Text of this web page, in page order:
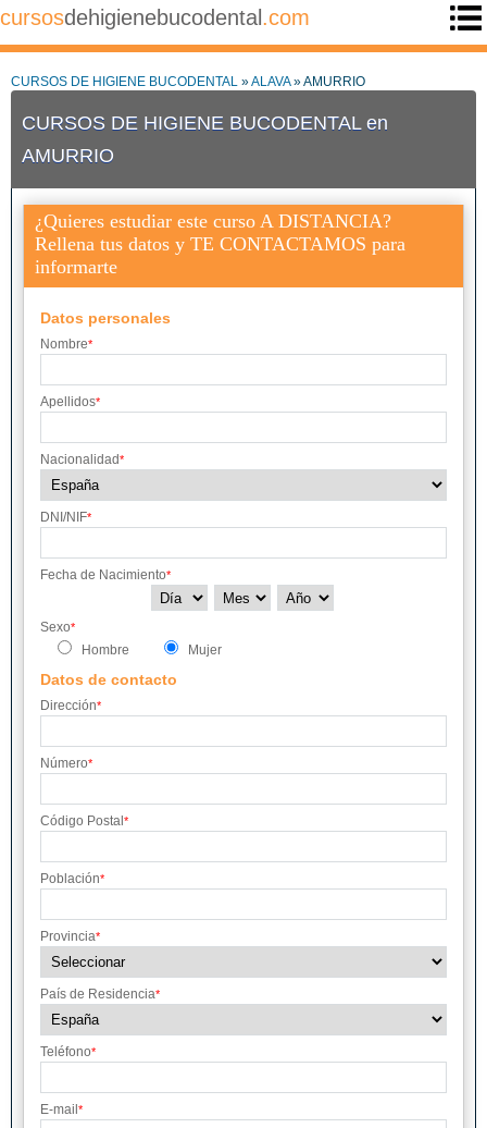
cursosdehigienebucodental .com
CURSOS DE HIGIENE BUCODENTAL »ALAVA» AMURRIO
CURSOS DE HIGIENE BUCODENTAL en
AMURRIO
¿Quieres estudiar este curso A DISTANCIA?
Rellena tus datos y TE CONTACTAMOS para
informarte
Datos personales
Nombre*
Apellidos*
Nacionalidad*
DNI/NIF*
Fecha de Nacimiento*
Sexo*
Hombre Mujer
Datos de contacto
Dirección*
Número*
Código Postal *
Población*
Provincia*
País de Residencia*
Teléfono*
E-mail *